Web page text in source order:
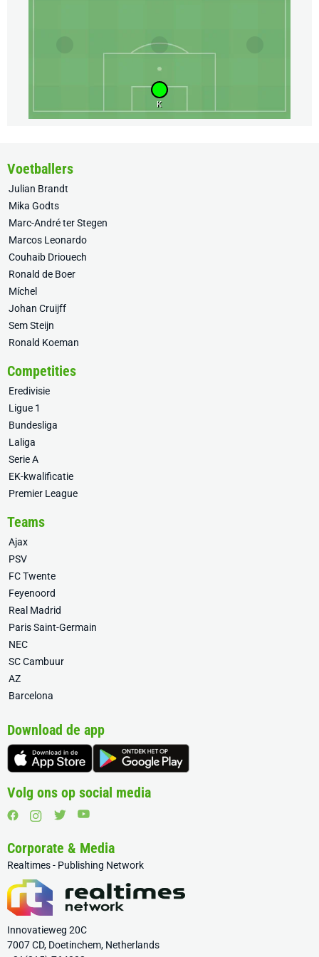
K
Voetballers
Julian Brandt
Mika Godts
Marc-André ter Stegen
Marcos Leonardo
Couhaib Driouech
Ronald de Boer
Míchel
Johan Cruijff
Sem Steijn
Ronald Koeman
Competities
Eredivisie
Ligue 1
Bundesliga
Laliga
Serie A
EK-kwalificatie
Premier League
Teams
Ajax
PSV
FC Twente
Feyenoord
Real Madrid
Paris Saint-Germain
NEC
SC Cambuur
AZ
Barcelona
Download de app
Volg ons op social media
Corporate & Media
Realtimes - Publishing Network
Innovatieweg 20C
7007 CD, Doetinchem, Netherlands